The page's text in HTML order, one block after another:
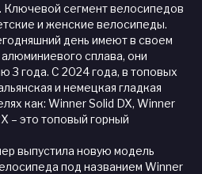
сегмент велосипедов
и женские велосипеды.
день имеют в своем
сплава, они
3 года. С 2024 года, в топовых
и немецкая гладкая
как: Winner Solid DX, Winner
– это топовый горный
выпустила новую модель
под названием Winner